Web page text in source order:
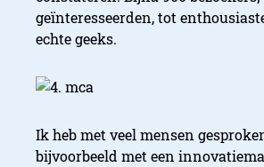
geïnteresseerden, tot
echte geeks.
Ik heb met veel mensen
bijvoorbeeld met een